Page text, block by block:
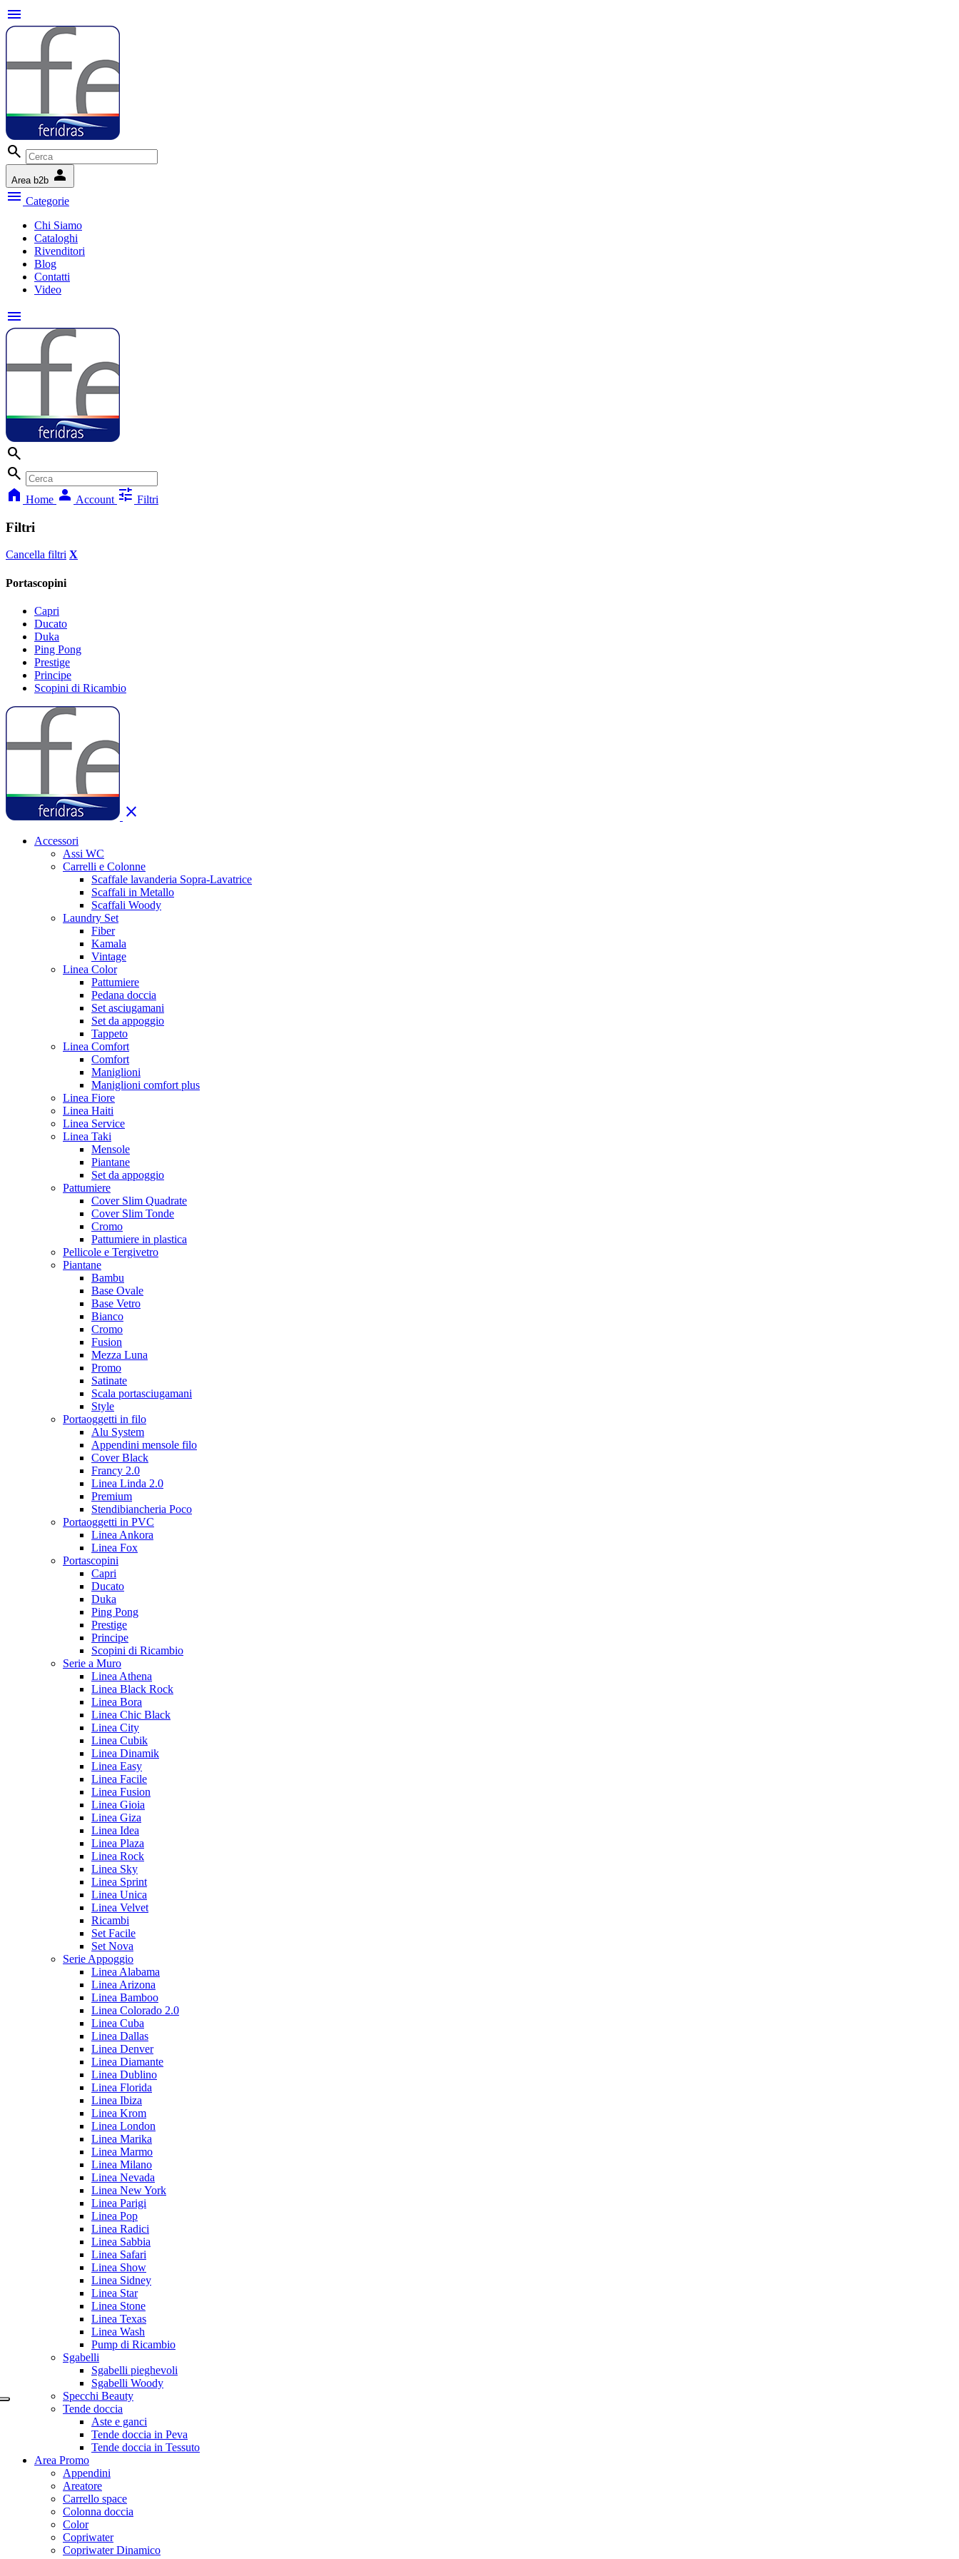
menu
search
Area b2b person
menu Categorie
Chi Siamo
Cataloghi
Rivenditori
Blog
Contatti
Video
menu
search
search
home Home person Account tune Filtri
Filtri
Cancella filtri X
Portascopini
Capri
Ducato
Duka
Ping Pong
Prestige
Principe
Scopini di Ricambio
close
Accessori
Assi WC
Carrelli e Colonne
Scaffale lavanderia Sopra-Lavatrice
Scaffali in Metallo
Scaffali Woody
Laundry Set
Fiber
Kamala
Vintage
Linea Color
Pattumiere
Pedana doccia
Set asciugamani
Set da appoggio
Tappeto
Linea Comfort
Comfort
Maniglioni
Maniglioni comfort plus
Linea Fiore
Linea Haiti
Linea Service
Linea Taki
Mensole
Piantane
Set da appoggio
Pattumiere
Cover Slim Quadrate
Cover Slim Tonde
Cromo
Pattumiere in plastica
Pellicole e Tergivetro
Piantane
Bambu
Base Ovale
Base Vetro
Bianco
Cromo
Fusion
Mezza Luna
Promo
Satinate
Scala portasciugamani
Style
Portaoggetti in filo
Alu System
Appendini mensole filo
Cover Black
Francy 2.0
Linea Linda 2.0
Premium
Stendibiancheria Poco
Portaoggetti in PVC
Linea Ankora
Linea Fox
Portascopini
Capri
Ducato
Duka
Ping Pong
Prestige
Principe
Scopini di Ricambio
Serie a Muro
Linea Athena
Linea Black Rock
Linea Bora
Linea Chic Black
Linea City
Linea Cubik
Linea Dinamik
Linea Easy
Linea Facile
Linea Fusion
Linea Gioia
Linea Giza
Linea Idea
Linea Plaza
Linea Rock
Linea Sky
Linea Sprint
Linea Unica
Linea Velvet
Ricambi
Set Facile
Set Nova
Serie Appoggio
Linea Alabama
Linea Arizona
Linea Bamboo
Linea Colorado 2.0
Linea Cuba
Linea Dallas
Linea Denver
Linea Diamante
Linea Dublino
Linea Florida
Linea Ibiza
Linea Krom
Linea London
Linea Marika
Linea Marmo
Linea Milano
Linea Nevada
Linea New York
Linea Parigi
Linea Pop
Linea Radici
Linea Sabbia
Linea Safari
Linea Show
Linea Sidney
Linea Star
Linea Stone
Linea Texas
Linea Wash
Pump di Ricambio
Sgabelli
Sgabelli pieghevoli
Sgabelli Woody
Specchi Beauty
Tende doccia
Aste e ganci
Tende doccia in Peva
Tende doccia in Tessuto
Area Promo
Appendini
Areatore
Carrello space
Colonna doccia
Color
Copriwater
Copriwater Dinamico